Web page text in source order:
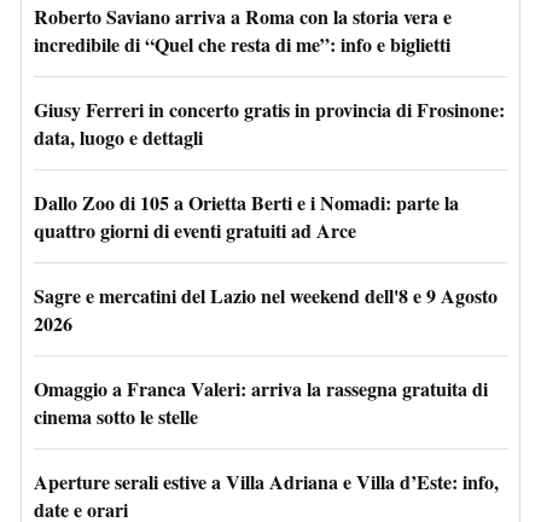
Roberto Saviano arriva a Roma con la storia vera e
incredibile di “Quel che resta di me”: info e biglietti
Giusy Ferreri in concerto gratis in provincia di Frosinone:
data, luogo e dettagli
Dallo Zoo di 105 a Orietta Berti e i Nomadi: parte la
quattro giorni di eventi gratuiti ad Arce
Sagre e mercatini del Lazio nel weekend dell'8 e 9 Agosto
2026
Omaggio a Franca Valeri: arriva la rassegna gratuita di
cinema sotto le stelle
Aperture serali estive a Villa Adriana e Villa d’Este: info,
date e orari